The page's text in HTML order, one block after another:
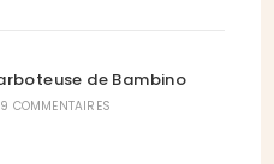
de Bambino
9 COMMENTAIRES